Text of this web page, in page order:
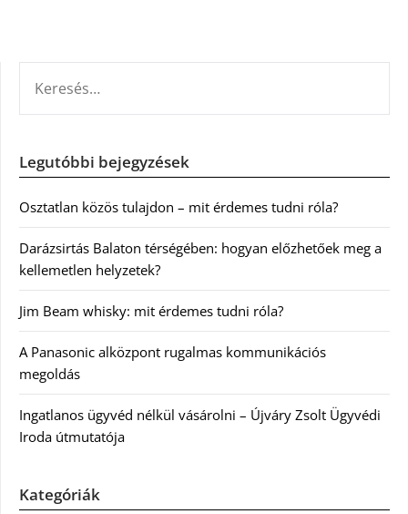
Legutóbbi bejegyzések
Osztatlan közös tulajdon – mit érdemes tudni róla?
Darázsirtás Balaton térségében: hogyan előzhetőek meg a
kellemetlen helyzetek?
Jim Beam whisky: mit érdemes tudni róla?
A Panasonic alközpont rugalmas kommunikációs
megoldás
Ingatlanos ügyvéd nélkül vásárolni – Újváry Zsolt Ügyvédi
Iroda útmutatója
Kategóriák